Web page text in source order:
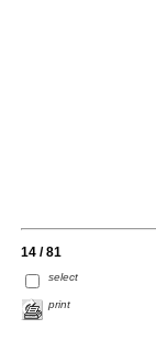
14 / 81
select
print